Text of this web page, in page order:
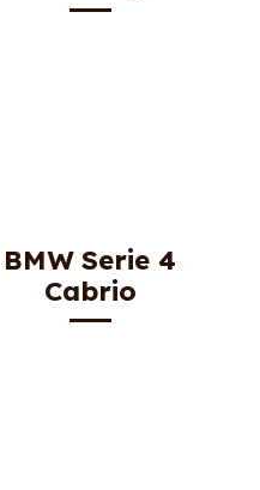
BMW Serie 4
Cabrio